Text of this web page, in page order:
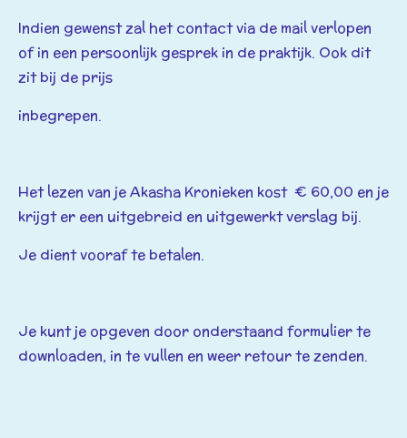
Indien gewenst zal het contact via de mail verlopen
of in een persoonlijk gesprek in de praktijk. Ook dit
zit bij de prijs
inbegrepen.
Het lezen van je Akasha Kronieken kost € 60,00 en je
krijgt er een uitgebreid en uitgewerkt verslag bij.
Je dient vooraf te betalen.
Je kunt je opgeven door onderstaand formulier te
downloaden, in te vullen en weer retour te zenden.